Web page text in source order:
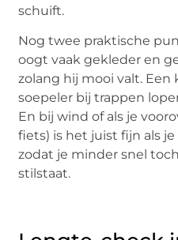
schuift.
Nog twee praktische
oogt vaak gekleder en
zolang hij mooi valt.
soepeler bij trappen
En bij wind of als je
fiets) is het juist fijn als
zodat je minder snel
stilstaat.